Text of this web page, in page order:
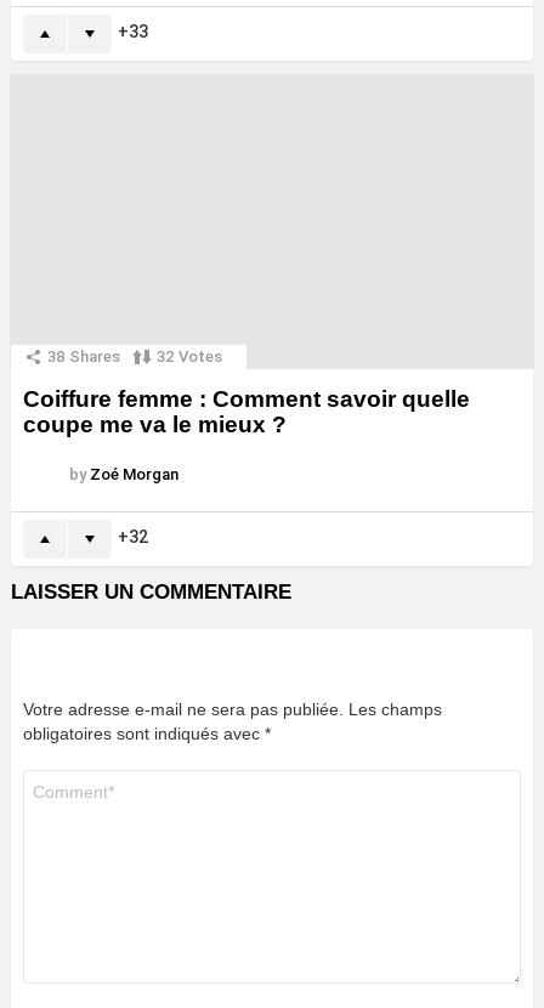
33
38 Shares 32 Votes
Coiffure femme : Comment savoir quelle
coupe me va le mieux ?
by Zoé Morgan
32
LAISSER UN COMMENTAIRE
Votre adresse e-mail ne sera pas publiée. Les champs
obligatoires sont indiqués avec *